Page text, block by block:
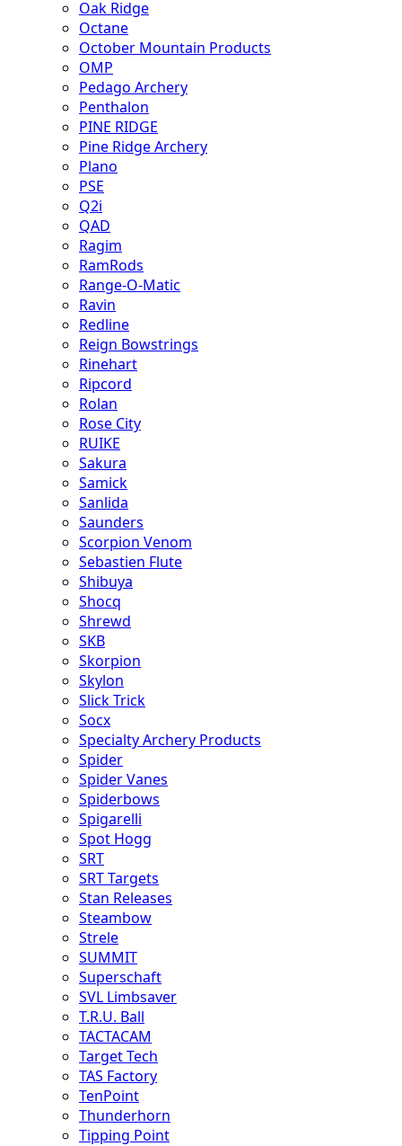
Oak Ridge
Octane
October Mountain Products
OMP
Pedago Archery
Penthalon
PINE RIDGE
Pine Ridge Archery
Plano
PSE
Q2i
QAD
Ragim
RamRods
Range-O-Matic
Ravin
Redline
Reign Bowstrings
Rinehart
Ripcord
Rolan
Rose City
RUIKE
Sakura
Samick
Sanlida
Saunders
Scorpion Venom
Sebastien Flute
Shibuya
Shocq
Shrewd
SKB
Skorpion
Skylon
Slick Trick
Socx
Specialty Archery Products
Spider
Spider Vanes
Spiderbows
Spigarelli
Spot Hogg
SRT
SRT Targets
Stan Releases
Steambow
Strele
SUMMIT
Superschaft
SVL Limbsaver
T.R.U. Ball
TACTACAM
Target Tech
TAS Factory
TenPoint
Thunderhorn
Tipping Point